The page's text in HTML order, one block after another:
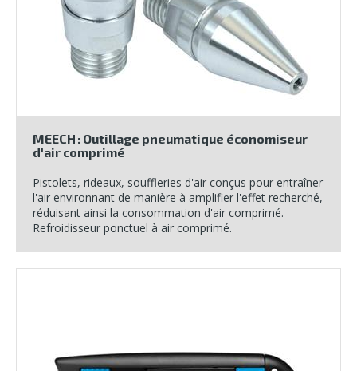
MEECH : Outillage pneumatique économiseur
d'air comprimé
Pistolets, rideaux, souffleries d'air conçus pour entraîner
l'air environnant de manière à amplifier l'effet recherché,
réduisant ainsi la consommation d'air comprimé.
Refroidisseur ponctuel à air comprimé.